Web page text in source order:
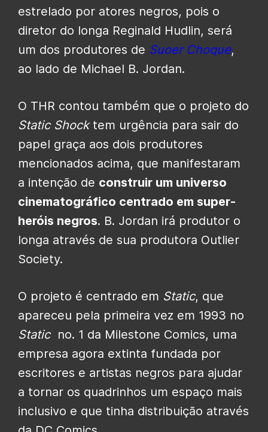
estrelado por atores negros, pois o
diretor do longa Reginald Hudlin, será
um dos produtores de Suoer Choque,
ao lado de Michael B. Jordan.
O THR contou também que o projeto do
Static Shocktem urgência para sair do
papel graça aos dois produtores
mencionados acima, que manifestaram
a intenção de construir um universo
cinematográfico centrado em super-
heróis negros. B. Jordan irá produtor o
longa através de sua produtora Outlier
Society.
O projeto é centrado em Static, que
apareceu pela primeira vez em 1993 no
Staticno. 1 da Milestone Comics, uma
empresa agora extinta fundada por
escritores e artistas negros para ajudar
a tornar os quadrinhos um espaço mais
inclusivo e que tinha distribuição através